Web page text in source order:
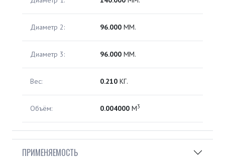
Диаметр 2: 96.000 ММ.
Диаметр 3: 96.000 ММ.
Вес: 0.210 КГ.
Объём: 0.004000 М3
ПРИМЕНЯЕМОСТЬ